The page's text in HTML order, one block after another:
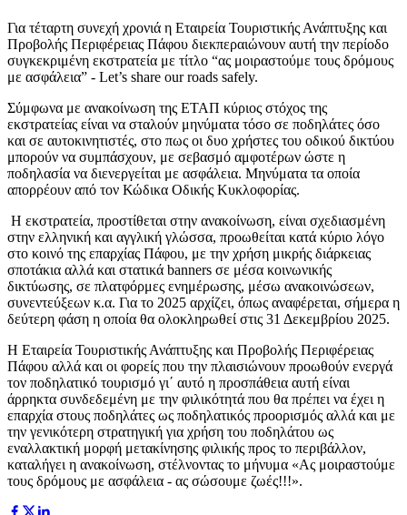
Για τέταρτη συνεχή χρονιά η Εταιρεία Τουριστικής Ανάπτυξης και
Προβολής Περιφέρειας Πάφου διεκπεραιώνουν αυτή την περίοδο
συγκεκριμένη εκστρατεία με τίτλο “ας μοιραστούμε τους δρόμους
με ασφάλεια” - Let’s share our roads safely.
Σύμφωνα με ανακοίνωση της ΕΤΑΠ κύριος στόχος της
εκστρατείας είναι να σταλούν μηνύματα τόσο σε ποδηλάτες όσο
και σε αυτοκινητιστές, στο πως οι δυο χρήστες του οδικού δικτύου
μπορούν να συμπάσχουν, με σεβασμό αμφοτέρων ώστε η
ποδηλασία να διενεργείται με ασφάλεια. Μηνύματα τα οποία
απορρέουν από τον Κώδικα Οδικής Κυκλοφορίας.
Η εκστρατεία, προστίθεται στην ανακοίνωση, είναι σχεδιασμένη
στην ελληνική και αγγλική γλώσσα, προωθείται κατά κύριο λόγο
στο κοινό της επαρχίας Πάφου, με την χρήση μικρής διάρκειας
σποτάκια αλλά και στατικά banners σε μέσα κοινωνικής
δικτύωσης, σε πλατφόρμες ενημέρωσης, μέσω ανακοινώσεων,
συνεντεύξεων κ.α. Για το 2025 αρχίζει, όπως αναφέρεται, σήμερα η
δεύτερη φάση η οποία θα ολοκληρωθεί στις 31 Δεκεμβρίου 2025.
Η Εταιρεία Τουριστικής Ανάπτυξης και Προβολής Περιφέρειας
Πάφου αλλά και οι φορείς που την πλαισιώνουν προωθούν ενεργά
τον ποδηλατικό τουρισμό γι΄ αυτό η προσπάθεια αυτή είναι
άρρηκτα συνδεδεμένη με την φιλικότητά που θα πρέπει να έχει η
επαρχία στους ποδηλάτες ως ποδηλατικός προορισμός αλλά και με
την γενικότερη στρατηγική για χρήση του ποδηλάτου ως
εναλλακτική μορφή μετακίνησης φιλικής προς το περιβάλλον,
καταλήγει η ανακοίνωση, στέλνοντας το μήνυμα «Ας μοιραστούμε
τους δρόμους με ασφάλεια - ας σώσουμε ζωές!!!».